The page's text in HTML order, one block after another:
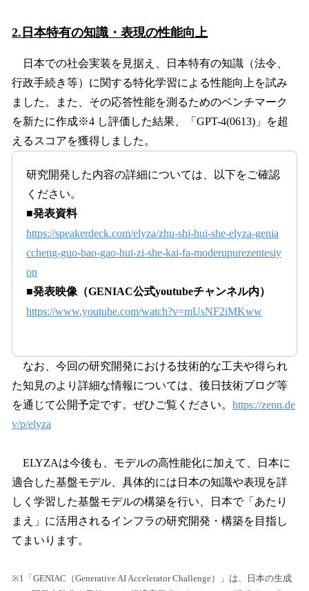
2.日本特有の知識・表現の性能向上
日本での社会実装を見据え、日本特有の知識（法令、
行政手続き等）に関する特化学習による性能向上を試み
ました。また、その応答性能を測るためのベンチマーク
を新たに作成※4 し評価した結果、「GPT-4(0613)」を超
えるスコアを獲得しました。
研究開発した内容の詳細については、以下をご確認
ください。
■発表資料
https://speakerdeck.com/elyza/zhu-shi-hui-she-elyza-genia
ccheng-guo-bao-gao-hui-zi-she-kai-fa-moderupurezentesiy
on
■発表映像（GENIAC公式youtubeチャンネル内）
https://www.youtube.com/watch?v=mUsNF2iMKww
なお、今回の研究開発における技術的な工夫や得られ
た知見のより詳細な情報については、後日技術ブログ等
を通じて公開予定です。ぜひご覧ください。 https://zenn.de
v/p/elyza
ELYZAは今後も、モデルの高性能化に加えて、日本に
適合した基盤モデル、具体的には日本の知識や表現を詳
しく学習した基盤モデルの構築を行い、日本で「あたり
まえ」に活用されるインフラの研究開発・構築を目指し
てまいります。
※1「GENIAC（Generative AI Accelerator Challenge）」は、日本の生成